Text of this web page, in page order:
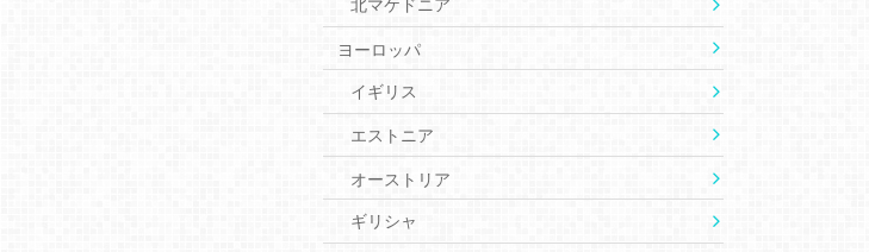
北マケドニア
ヨーロッパ
イギリス
エストニア
オーストリア
ギリシャ